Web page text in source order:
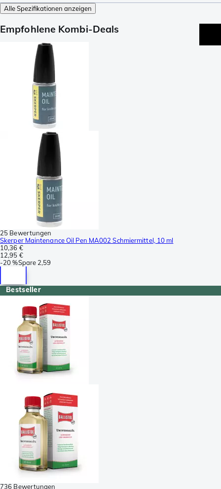
Alle Spezifikationen anzeigen
Empfohlene Kombi-Deals
25 Bewertungen
Skerper Maintenance Oil Pen MA002 Schmiermittel, 10 ml
10,36 €
12,95 €
-20 %Spare 2,59
Bestseller
736 Bewertungen